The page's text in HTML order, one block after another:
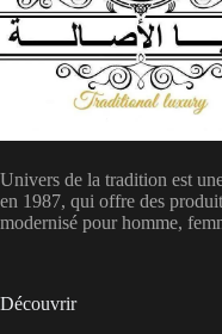
Univers de la tradition est
en 1987, qui offre des
modernisé pour homme,
Découvrir